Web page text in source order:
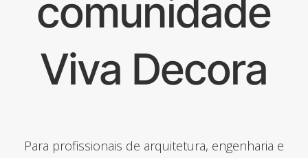
comunidade
Viva Decora
Para profissionais de arquitetura, engenharia e